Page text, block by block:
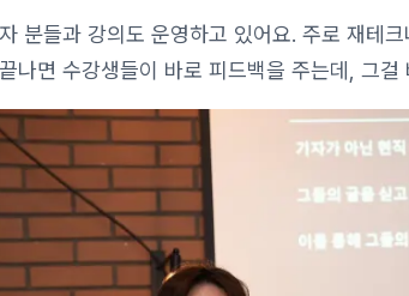
분들과 강의도 운영하고 있어요. 주로 재테
나면 수강생들이 바로 피드백을 주는데, 그걸